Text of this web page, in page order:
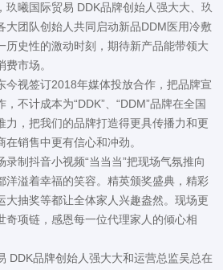
玖曦国际贸易 DDK品牌创始人强大大、玖
大团队创始人共同启动新品DDM医用冷敷
历史性的激动时刻，期待新产品能带领大
市场。
今视签订2018年媒体投放合作，把品牌宣
不计成本为“DDK”、“DDM”品牌在全国
力，把我们的品牌打造得更具传播力和更
销售中更有信心和冲劲。
制抖音小视频“当当当”把现场气氛推向
洋溢着幸福的笑容。精英颁奖盛典，精彩
大抽奖等都让全体家人兴趣盎然。现场更
奇项链，感恩每一位代理家人的倾心相
DDK品牌创始人强大大和运营总监吴总在